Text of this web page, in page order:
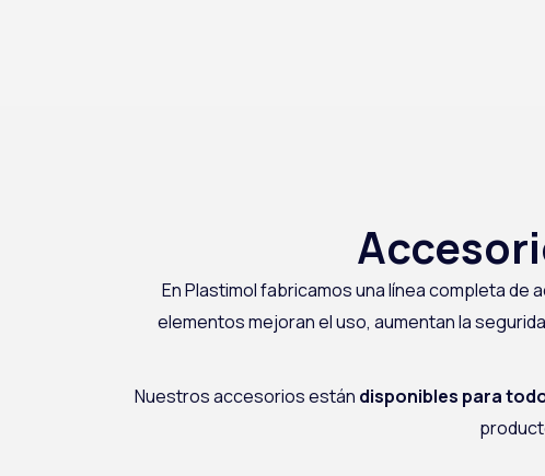
En Plastimol fabricamos una línea completa
elementos mejoran el uso, aumentan la
Nuestros accesorios están disponibles para